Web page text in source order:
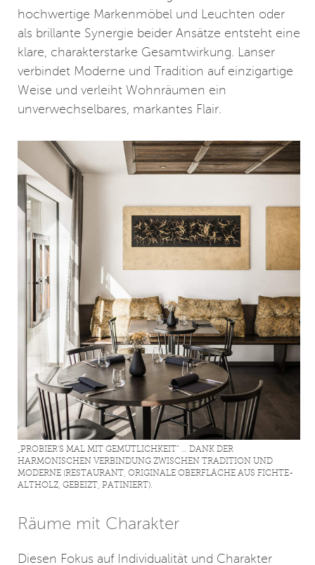
hochwertige Markenmöbel und Leuchten oder
als brillante Synergie beider Ansätze entsteht eine
klare, charakterstarke Gesamtwirkung. Lanser
verbindet Moderne und Tradition auf einzigartige
Weise und verleiht Wohnräumen ein
unverwechselbares, markantes Flair.
„PROBIER‘S MAL MIT GEMÜTLICHKEIT“ … DANK DER
HARMONISCHEN VERBINDUNG ZWISCHEN TRADITION UND
MODERNE (RESTAURANT, ORIGINALE OBERFLÄCHE AUS FICHTE-
ALTHOLZ, GEBEIZT, PATINIERT).
Räume mit Charakter
Diesen Fokus auf Individualität und Charakter